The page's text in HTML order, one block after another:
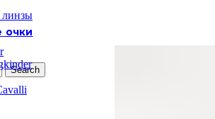
Search
очки